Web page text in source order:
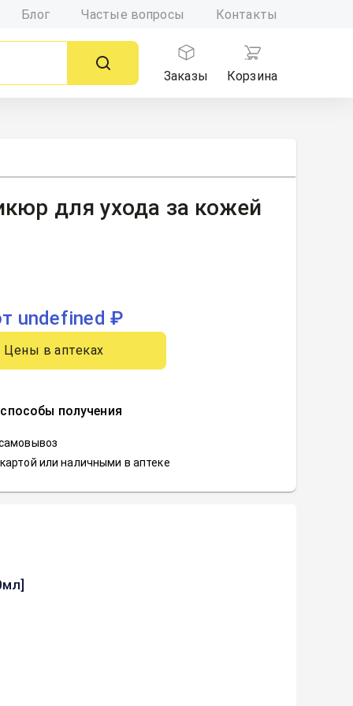
Блог Частые вопросы Контакты
Заказы
Корзина
для ухода за кожей
undefined ₽
Цены в аптеках
получения
или наличными в аптеке